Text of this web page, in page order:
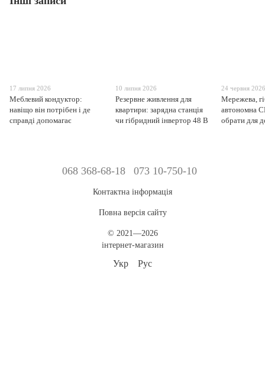
17 липня 2026
Меблевий кондуктор:
навіщо він потрібен і де
справді допомагає
10 липня 2026
Резервне живлення для
квартири: зарядна станція
чи гібридний інвертор 48 В
24 червня
Мережева,
автономна
обрати для
068 368-68-18 073 10-750-10
Контактна інформація
Повна версія сайту
© 2021—2026
інтернет-магазин
Укр Рус